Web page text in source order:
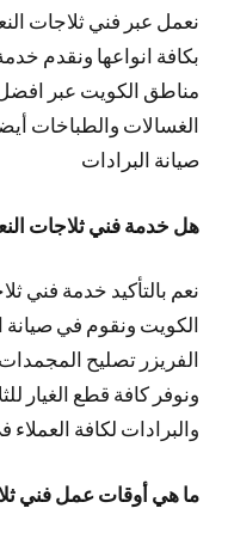
نعمل عبر فني ثلاجات
بكافة انواعها ونقدم
مناطق الكويت عبر
الغسالات والطباخات
صيانة البرادات
هل خدمة فني ثلاجات
نعم بالتأكيد خدمة فني
الكويت ونقوم في صيانة
الفريزر تصليح المجمدات
ونوفر كافة قطع الغيار
والبرادات لكافة
ما هي أوقات عمل فني